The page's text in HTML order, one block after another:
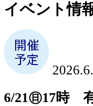
イベント情
6/21㊐17時